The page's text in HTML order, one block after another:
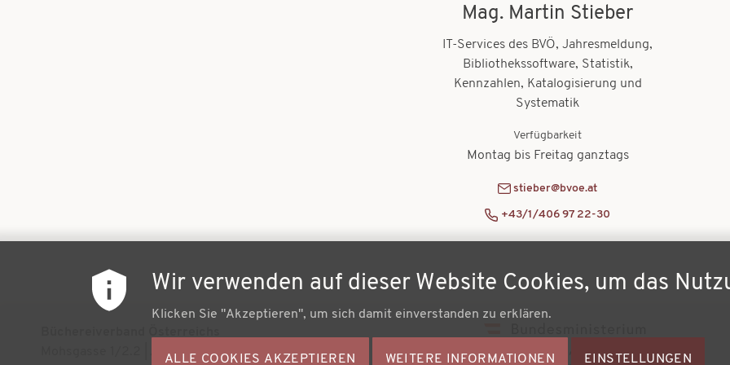
Mag. Martin Stieber
IT-Services des BVÖ, Jahresmeldung,
Bibliothekssoftware, Statistik,
Kennzahlen, Katalogisierung und
Systematik
Verfügbarkeit
Montag bis Freitag ganztags
stieber@bvoe.at
+43/1/406 97 22-30
Mohsgasse 1/2.2 | A-1030 Wien
Wir verwenden auf dieser Website Cookies, um das
Klicken Sie "Akzeptieren", um sich damit einverstanden zu erklären.
ALLE COOKIES AKZEPTIEREN WEITERE INFORMATIONEN ZUSTIMMUNG
EINSTELLUNGEN